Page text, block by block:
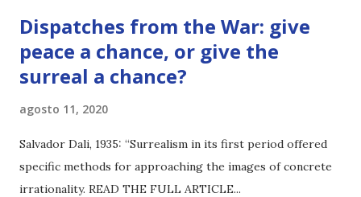
Dispatches from the War: give
peace a chance, or give the
surreal a chance?
agosto 11, 2020
Salvador Dali, 1935: “Surrealism in its first period offered
specific methods for approaching the images of concrete
irrationality. READ THE FULL ARTICLE...